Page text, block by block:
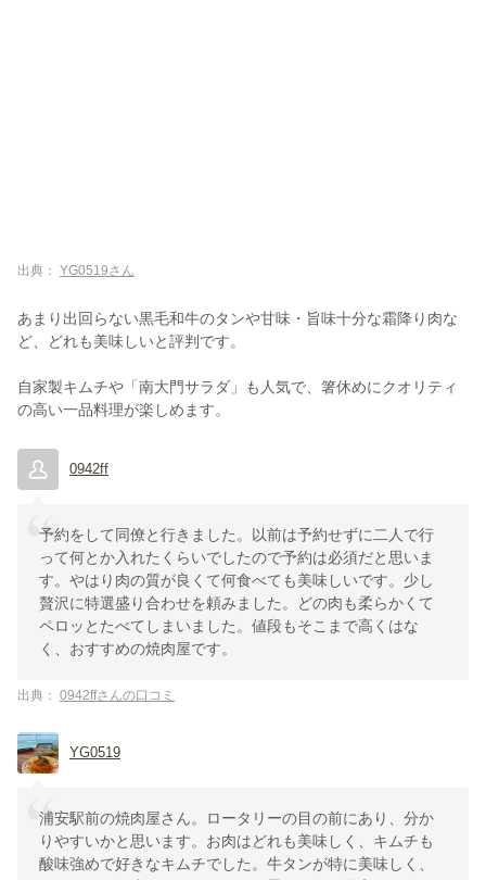
出典： YG0519さん
あまり出回らない黒毛和牛のタンや甘味・旨味十分な霜降り肉な
ど、どれも美味しいと評判です。
自家製キムチや「南大門サラダ」も人気で、箸休めにクオリティ
の高い一品料理が楽しめます。
0942ff
予約をして同僚と行きました。以前は予約せずに二人で行
って何とか入れたくらいでしたので予約は必須だと思いま
す。やはり肉の質が良くて何食べても美味しいです。少し
贅沢に特選盛り合わせを頼みました。どの肉も柔らかくて
ペロッとたべてしまいました。値段もそこまで高くはな
く、おすすめの焼肉屋です。
出典： 0942ffさんの口コミ
YG0519
浦安駅前の焼肉屋さん。ロータリーの目の前にあり、分か
りやすいかと思います。お肉はどれも美味しく、キムチも
酸味強めで好きなキムチでした。牛タンが特に美味しく、